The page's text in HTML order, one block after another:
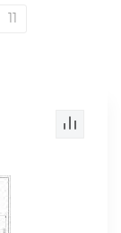
11